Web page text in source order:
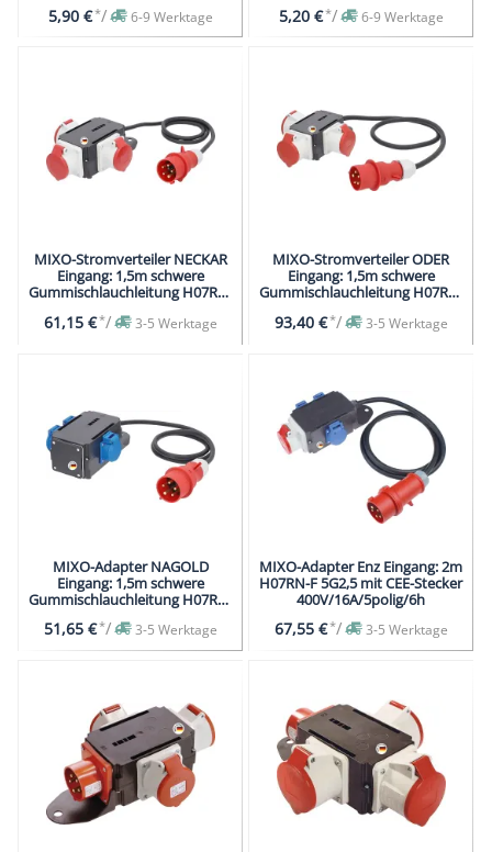
5,90 €*/ 6-9 Werktage 5,20 €*/ 6-9 Werktage
MIXO-Stromverteiler NECKAR
Eingang: 1,5m schwere
Gummischlauchleitung H07RN-
400V/16A/5polig
61,15 €*/ 3-5 Werktage
MIXO-Stromverteiler ODER
Eingang: 1,5m schwere
Gummischlauchleitung H07RN-
400V/32A/5polig
93,40 €*/ 3-5 Werktage
MIXO-Adapter NAGOLD
Eingang: 1,5m schwere
Gummischlauchleitung H07RN-
400V/16A/5polig
51,65 €*/ 3-5 Werktage
MIXO-Adapter Enz Eingang: 2m
H07RN-F 5G2,5 mit CEE-Stecker
400V/16A/5polig/6h
67,55 €*/ 3-5 Werktage